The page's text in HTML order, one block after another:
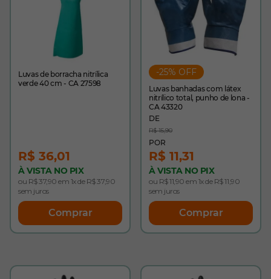
Luvas de borracha nitrílica
verde 40 cm - CA 27598
R$ 36,01
À VISTA NO PIX
ou R$ 37,90 em 1x de R$ 37,90
sem juros
Comprar
-25% OFF
Luvas banhadas com látex
nitrílico total, punho de lona -
CA 43320
R$ 15,90
R$ 11,31
À VISTA NO PIX
ou R$ 11,90 em 1x de R$ 11,90
sem juros
Comprar